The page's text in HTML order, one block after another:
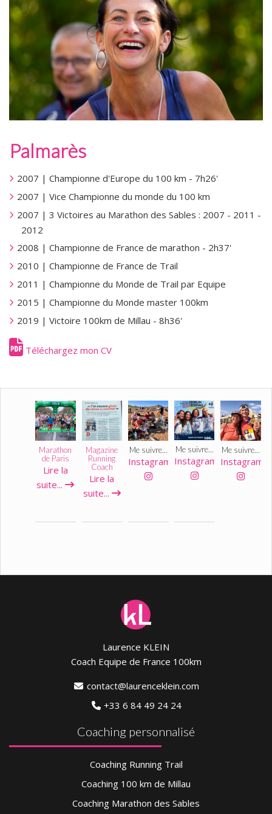
Palmarès
2007 | Championne d'Europe du 100 km - 7h26'
2007 | Vice Championne du monde du 100 km
2007 | 3 Victoires au Marathon des Sables : 2007 - 2011 -
2012
2008 | Championne de France de marathon - 2h37'
2010 | Championne de France de Trail
2011 | Championne du Monde de Trail par Equipe
2015 | Championne du Monde master 100km
2019 | Victoire 100km de Millau - 8h36'
Téléchargez mon CV
Marathon
de Paris
Lire la
suite...
Magazine
Running
Coach
Lire la
suite...
Me suivre...
Instagram
Me suivre...
Instagram
Me suivre...
Instagram
Laurence KLEIN
Coach Equipe de France 100km
contact@laurenceklein.com
+33 6 84 49 24 24
Coaching personnalisé
Coaching Running Trail
Coaching 100 km de Millau
Coaching Marathon des Sables